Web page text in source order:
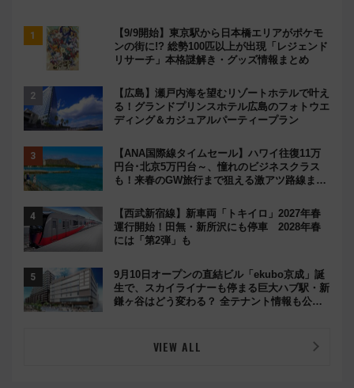
【9/9開始】東京駅から日本橋エリアがポケモ
ンの街に!? 総勢100匹以上が出現「レジェンド
リサーチ」本格謎解き・グッズ情報まとめ
【広島】瀬戸内海を望むリゾートホテルで叶え
る！グランドプリンスホテル広島のフォトウエ
ディング＆カジュアルパーティープラン
【ANA国際線タイムセール】ハワイ往復11万
円台･北京5万円台～、憧れのビジネスクラス
も！来春のGW旅行まで狙える激アツ路線まと
【西武新宿線】新車両「トキイロ」2027年春
運行開始！田無・新所沢にも停車 2028年春
には「第2弾」も
9月10日オープンの直結ビル「ekubo京成」誕
生で、スカイライナーも停まる巨大ハブ駅・新
鎌ヶ谷はどう変わる？ 全テナント情報も公
VIEW ALL